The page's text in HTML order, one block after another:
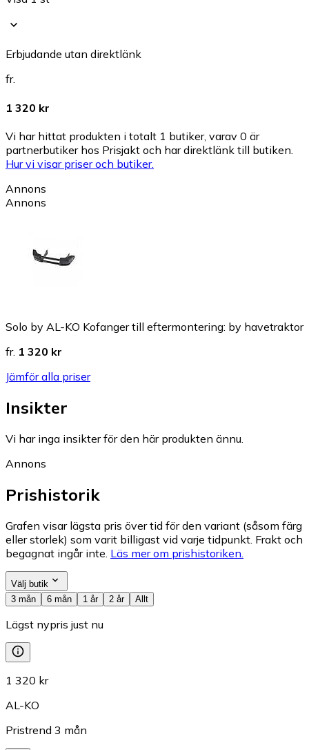
Erbjudande utan direktlänk
fr.
1 320 kr
Vi har hittat produkten i totalt 1 butiker, varav 0 är
partnerbutiker hos Prisjakt och har direktlänk till butiken.
Hur vi visar priser och butiker.
Annons
Annons
Solo by AL-KO Kofanger till eftermontering: by havetraktor
fr. 1 320 kr
Jämför alla priser
Insikter
Vi har inga insikter för den här produkten ännu.
Annons
Prishistorik
Grafen visar lägsta pris över tid för den variant (såsom färg
eller storlek) som varit billigast vid varje tidpunkt. Frakt och
begagnat ingår inte. Läs mer om prishistoriken.
Välj butik
3 mån
6 mån 1 år 2 år Allt
Lägst nypris just nu
1 320 kr
AL-KO
Pristrend 3 mån